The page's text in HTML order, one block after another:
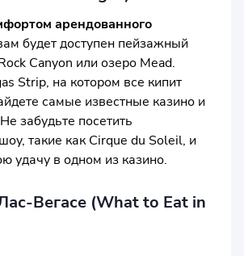
арендованного
будет доступен пейзажный
Canyon или озеро Mead.
Strip, на котором все кипит
самые известные казино и
забудьте посетить
такие как Cirque du Soleil, и
удачу в одном из казино.
Вегасе (What to Eat in